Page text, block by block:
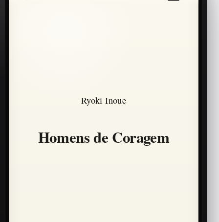
Ryoki Inoue
Homens de Coragem